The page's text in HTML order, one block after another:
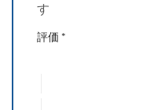
す
評価 *